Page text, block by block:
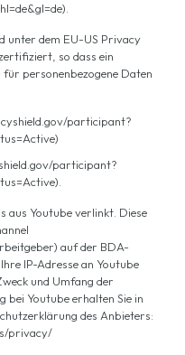
unter dem EU-US Privacy
so dass ein
für personenbezogene Daten
participant?
participant?
aus Youtube verlinkt. Diese
auf der BDA-
IP-Adresse an Youtube
und Umfang der
bei Youtube erhalten Sie in
des Anbieters:
privacy/